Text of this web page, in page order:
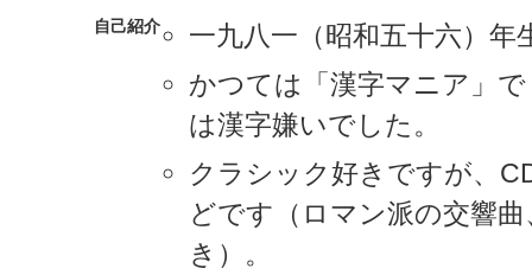
自己紹介
一九八一（昭和五十六）年
かつては「漢字マニア」
は漢字嫌いでした。
クラシック好きですが、
どです（ロマン派の交響
き）。